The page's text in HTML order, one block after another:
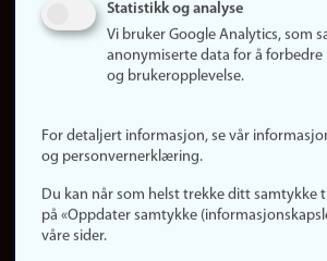
Om nettstedet
Informasjonskapsler
Personvern
Logg inn
Statistikk og analyse
Vi bruker Google Analytics, som
anonymiserte data for å
og brukeropplevelse.
For detaljert informasjon, se vår
og personvernerklæring.
Du kan når som helst trekke ditt samtykke
på «Oppdater samtykke
våre sider.